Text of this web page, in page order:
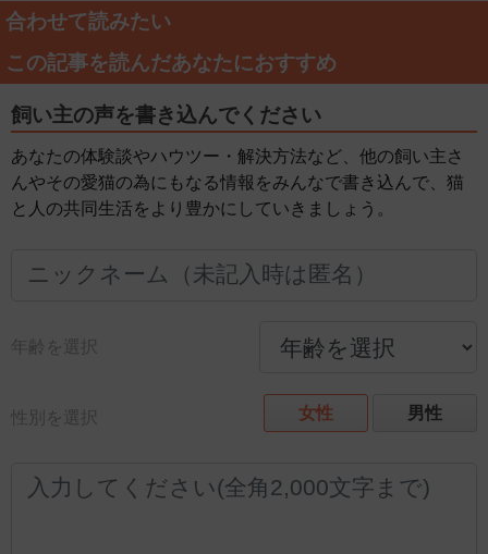
合わせて読みたい
この記事を読んだあなたにおすすめ
飼い主の声を書き込んでください
あなたの体験談やハウツー・解決方法など、他の飼い主さ
んやその愛猫の為にもなる情報をみんなで書き込んで、猫
と人の共同生活をより豊かにしていきましょう。
年齢を選択
性別を選択 女性 男性